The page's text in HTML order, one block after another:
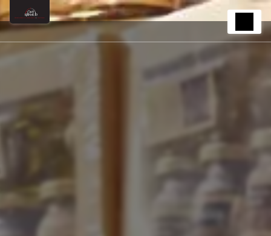
Panneau de gestion des cookies